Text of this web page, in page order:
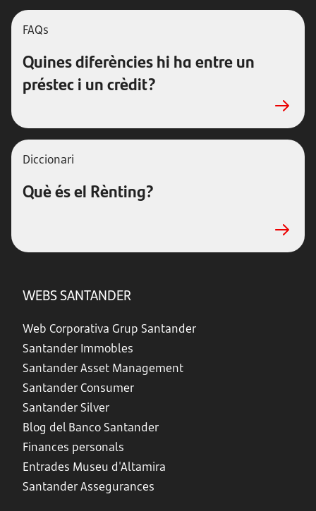
FAQs
Quines diferències hi ha entre un
préstec i un crèdit?
Diccionari
Què és el Rènting?
WEBS SANTANDER
Web Corporativa Grup Santander
Santander Immobles
Santander Asset Management
Santander Consumer
Santander Silver
Blog del Banco Santander
Finances personals
Entrades Museu d'Altamira
Santander Assegurances